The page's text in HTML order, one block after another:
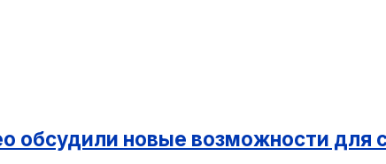
обсудили новые возможности для